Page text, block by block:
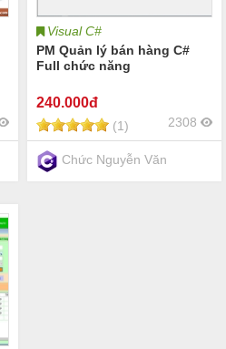
Visual C#
PM Quản lý bán hàng C#
Full chức năng
240.000đ
(1) 2308
Chức Nguyễn Văn